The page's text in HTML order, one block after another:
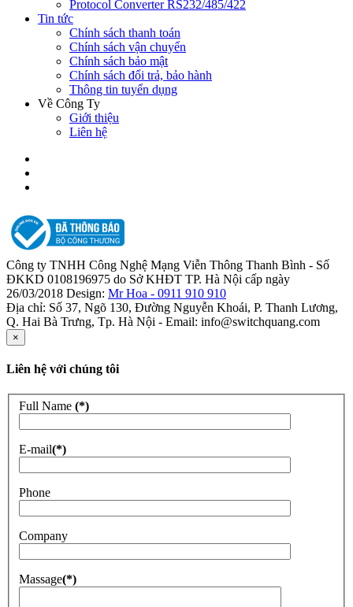
Protocol Converter RS232/485/422
Tin tức
Chính sách thanh toán
Chính sách vận chuyển
Chính sách bảo mật
Chính sách đổi trả, bảo hành
Thông tin tuyển dụng
Về Công Ty
Giới thiệu
Liên hệ
Công ty TNHH Công Nghệ Mạng Viễn Thông Thanh Bình - Số
ĐKKD 0108196975 do Sở KHĐT TP. Hà Nội cấp ngày
26/03/2018 Design: Mr Hoa - 0911 910 910
Địa chỉ: Số 37, Ngõ 130, Đường Nguyễn Khoái, P. Thanh Lương,
Q. Hai Bà Trưng, Tp. Hà Nội - Email: info@switchquang.com
×
Liên hệ với chúng tôi
Full Name (*)
E-mail(*)
Phone
Company
Massage(*)